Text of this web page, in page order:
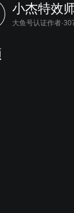
小杰特效
大鱼号认证作者